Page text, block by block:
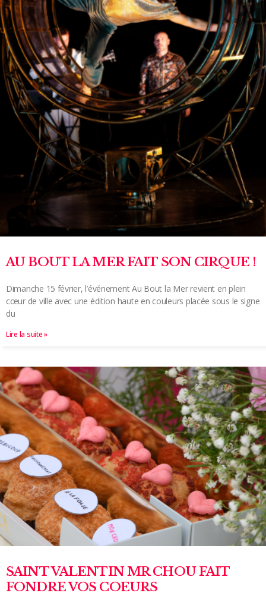
AU BOUT LA MER FAIT SON CIRQUE !
Dimanche 15 février, l’événement Au Bout la Mer revient en plein
cœur de ville avec une édition haute en couleurs placée sous le signe
du
Lire la suite »
SAINT VALENTIN MR CHOU FAIT
FONDRE VOS COEURS